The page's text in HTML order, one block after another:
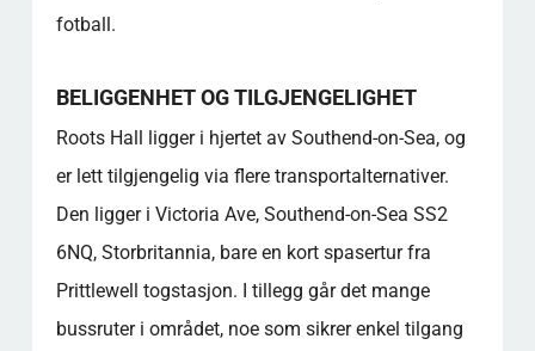
fotball.
BELIGGENHET OG TILGJENGELIGHET
Roots Hall ligger i hjertet av Southend-on-Sea, og
er lett tilgjengelig via flere transportalternativer.
Den ligger i Victoria Ave, Southend-on-Sea SS2
6NQ, Storbritannia, bare en kort spasertur fra
Prittlewell togstasjon. I tillegg går det mange
bussruter i området, noe som sikrer enkel tilgang